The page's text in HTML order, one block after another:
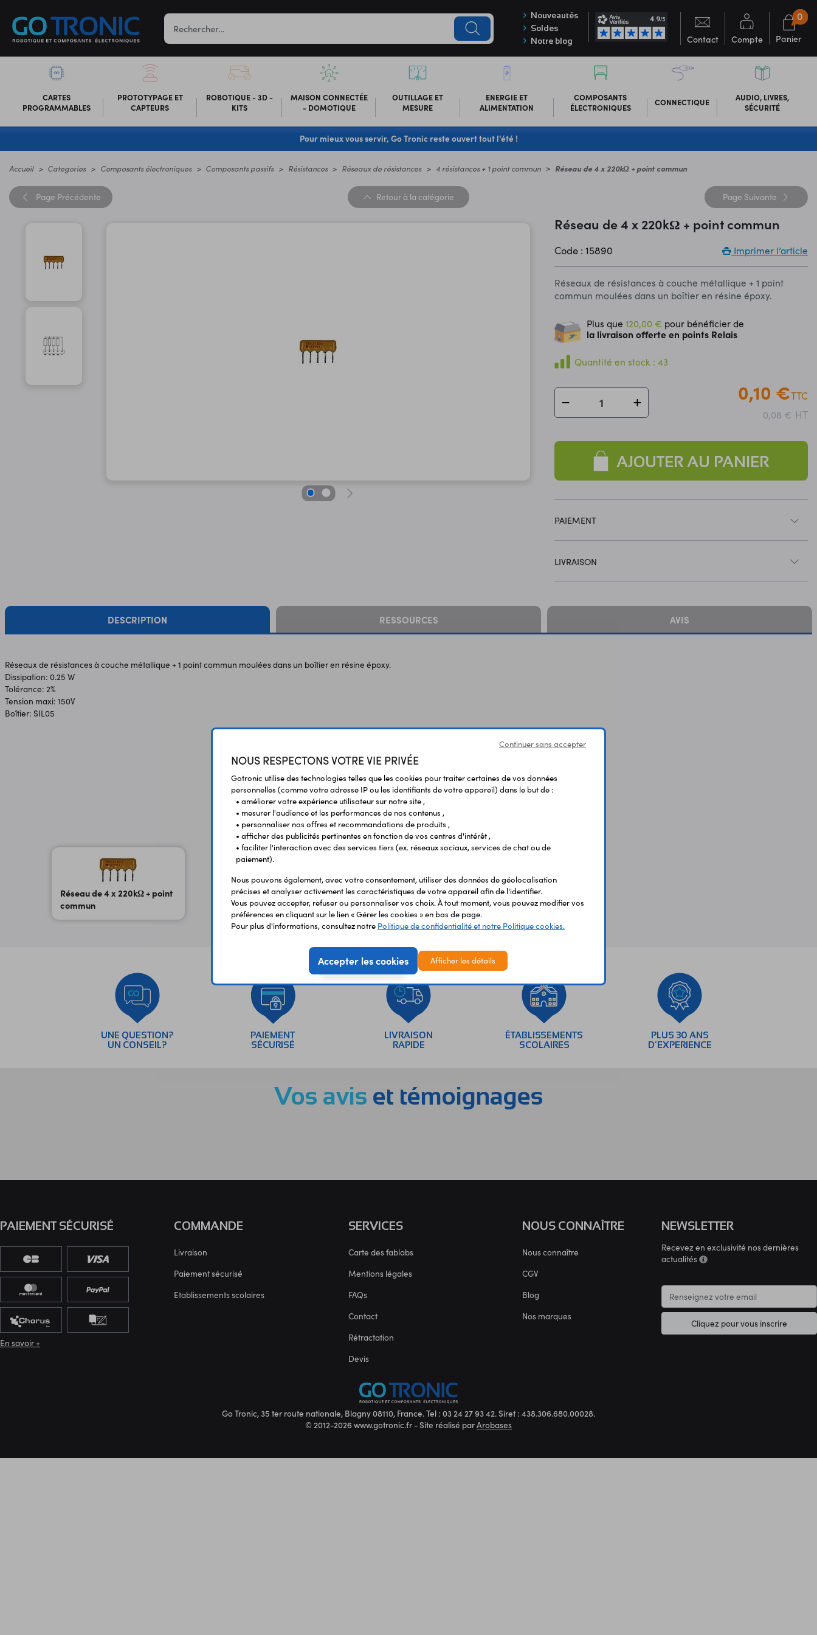
Nouveautés
Soldes
Notre blog
Contact Compte Panier
0
CARTES
PROGRAMMABLES
PROTOTYPAGE ET
CAPTEURS
ROBOTIQUE - 3D -
KITS
MAISON CONNECTÉE
- DOMOTIQUE
OUTILLAGE ET
MESURE
ENERGIE ET
ALIMENTATION
COMPOSANTS
ÉLECTRONIQUES
CONNECTIQUE
AUDIO, LIVRES,
SÉCURITÉ
Pour mieux vous servir, Go Tronic reste ouvert tout l'été !
Accueil Categories Composants électroniques Composants passifs Résistances Réseaux de résistances 4 résistances + 1 point commun Réseau de 4 x 220kΩ + point commun
Page Précédente Retour à la catégorie Page Suivante
Réseau de 4 x 220kΩ + point commun
Code : 15890 Imprimer l’article
Réseaux de résistances à couche métallique + 1 point
commun moulées dans un boîtier en résine époxy.
Plus que120,00 € pour bénéficier de
la livraison offerte en points Relais
Quantité en stock : 43
0,10 €TTC
0,08 € HT
AJOUTER AU PANIER
PAIEMENT
LIVRAISON
DESCRIPTION RESSOURCES AVIS
Réseaux de résistances à couche métallique + 1 point commun moulées dans un boîtier en résine époxy.
Dissipation: 0.25 W
Tolérance: 2%
Tension maxi: 150V
Boîtier: SIL05
Vous avez déja consulté
Réseau de 4 x 220kΩ + point
commun
UNE QUESTION?
UN CONSEIL?
PAIEMENT
SÉCURISÉ
LIVRAISON
RAPIDE
ÉTABLISSEMENTS
SCOLAIRES
PLUS 30 ANS
D’EXPERIENCE
Vos avis et témoignages
COMMANDE
Livraison
Paiement sécurisé
Etablissements scolaires
SERVICES
Carte des fablabs
Mentions légales
FAQs
Contact
Rétractation
Devis
NOUS CONNAÎTRE
Nous connaître
CGV
Blog
Nos marques
NEWSLETTER
Recevez en exclusivité nos dernières
actualités
Cliquez pour vous inscrire
PAIEMENT SÉCURISÉ
En savoir +
Go Tronic, 35 ter route nationale, Blagny 08110, France. Tel : 03 24 27 93 42. Siret : 438.306.680.00028.
© 2012-2026 www.gotronic.fr - Site réalisé parArobases
Continuer sans accepter
NOUS RESPECTONS VOTRE VIE PRIVÉE
Gotronic utilise des technologies telles que les cookies pour traiter certaines de vos données
personnelles (comme votre adresse IP ou les identifiants de votre appareil) dans le but de :
• améliorer votre expérience utilisateur sur notre site ,
• mesurer l'audience et les performances de nos contenus ,
• personnaliser nos offres et recommandations de produits ,
• afficher des publicités pertinentes en fonction de vos centres d'intérêt ,
• faciliter l'interaction avec des services tiers (ex. réseaux sociaux, services de chat ou de
paiement).
Nous pouvons également, avec votre consentement, utiliser des données de géolocalisation
précises et analyser activement les caractéristiques de votre appareil afin de l'identifier.
Vous pouvez accepter, refuser ou personnaliser vos choix. À tout moment, vous pouvez modifier vos
préférences en cliquant sur le lien « Gérer les cookies » en bas de page.
Pour plus d'informations, consultez notre Politique de confidentialité et notre Politique cookies.
Accepter les cookies Afficher les détails